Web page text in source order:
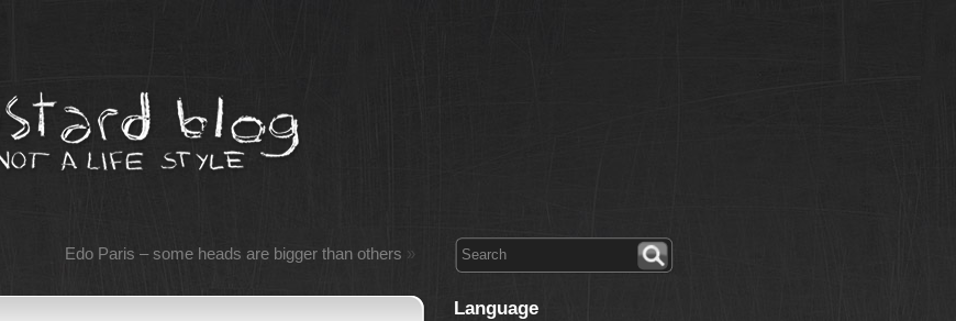
Edo Paris – some heads are bigger than others »
Language